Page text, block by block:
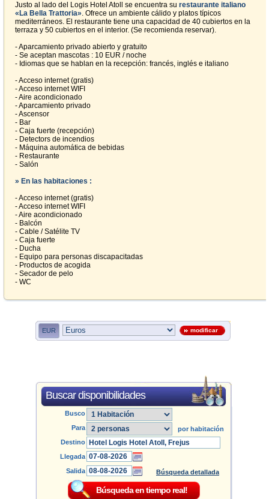
Justo al lado del Logis Hotel Atoll se encuentra su restaurante italiano
«La Bella Trattoria». Ofrece un ambiente cálido y platos típicos
mediterráneos. El restaurante tiene una capacidad de 40 cubiertos en la
terraza y 50 cubiertos en el interior. (Se recomienda reservar).
- Aparcamiento privado abierto y gratuito
- Se aceptan mascotas : 10 EUR / noche
- Idiomas que se hablan en la recepción: francés, inglés e italiano
- Acceso internet (gratis)
- Acceso internet WIFI
- Aire acondicionado
- Aparcamiento privado
- Ascensor
- Bar
- Caja fuerte (recepción)
- Detectors de incendios
- Máquina automática de bebidas
- Restaurante
- Salón
» En las habitaciones :
- Acceso internet (gratis)
- Acceso internet WIFI
- Aire acondicionado
- Balcón
- Cable / Satélite TV
- Caja fuerte
- Ducha
- Equipo para personas discapacitadas
- Productos de acogida
- Secador de pelo
- WC
EUR modificar
Buscar disponibilidades
Busco
Para
por habitación
Destino
Llegada
Salida
Búsqueda detallada